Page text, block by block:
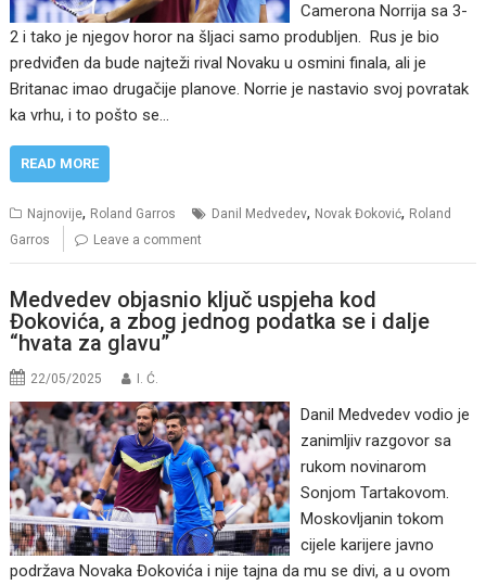
Camerona Norrija sa 3-
2 i tako je njegov horor na šljaci samo produbljen. Rus je bio
predviđen da bude najteži rival Novaku u osmini finala, ali je
Britanac imao drugačije planove. Norrie je nastavio svoj povratak
ka vrhu, i to pošto se…
READ MORE
Najnovije, Roland Garros Danil Medvedev, Novak Đoković, Roland
Garros
Leave a comment
Medvedev objasnio ključ uspjeha kod
Đokovića, a zbog jednog podatka se i dalje
“hvata za glavu”
22/05/2025 I. Ć.
Danil Medvedev vodio je
zanimljiv razgovor sa
rukom novinarom
Sonjom Tartakovom.
Moskovljanin tokom
cijele karijere javno
podržava Novaka Đokovića i nije tajna da mu se divi, a u ovom